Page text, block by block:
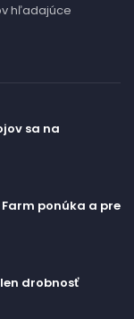
hľadajúce
sa na
ponúka a pre
drobnosť